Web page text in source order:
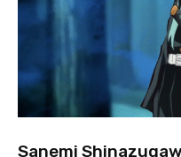
Sanemi